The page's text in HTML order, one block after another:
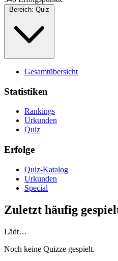
Bereich: Quiz
Gesamtübersicht
Statistiken
Rankings
Urkunden
Quiz
Erfolge
Quiz-Katalog
Urkunden
Special
Zuletzt häufig
Lädt…
Noch keine Quizze gespielt.